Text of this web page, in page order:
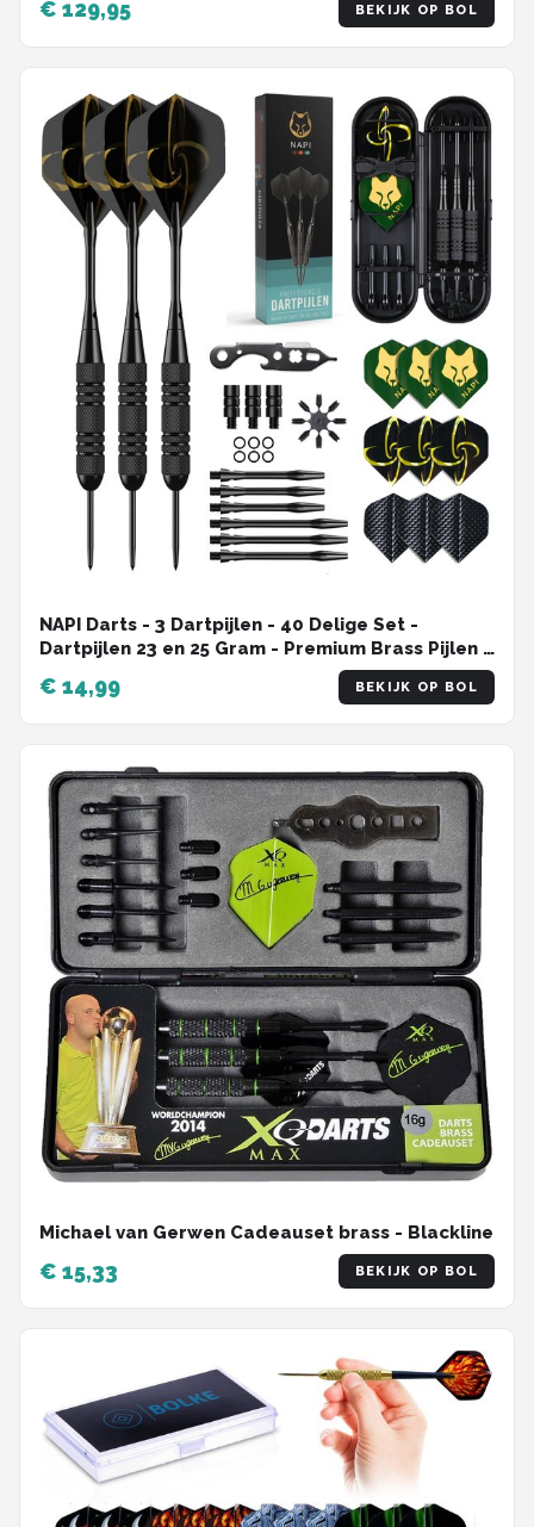
€ 129,95 BEKIJK OP BOL
NAPI Darts - 3 Dartpijlen - 40 Delige Set -
Dartpijlen 23 en 25 Gram - Premium Brass Pijlen -
Hoge kwaliteit Steeltip - Inclusief Dart Flights - 2
Verschillende Lengtes - Inclusief Dart Case
€ 14,99 BEKIJK OP BOL
Michael van Gerwen Cadeauset brass - Blackline
€ 15,33 BEKIJK OP BOL